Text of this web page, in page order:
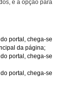
e a opção para
portal, chega-se
da página;
portal, chega-se
portal, chega-se